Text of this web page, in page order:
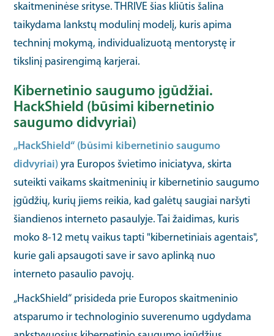
skaitmeninėse srityse. THRIVE šias kliūtis šalina
taikydama lankstų modulinį modelį, kuris apima
techninį mokymą, individualizuotą mentorystę ir
tikslinį pasirengimą karjerai.
Kibernetinio saugumo įgūdžiai.
HackShield (būsimi kibernetinio
saugumo didvyriai)
„HackShield“ (būsimi kibernetinio saugumo
didvyriai) yra Europos švietimo iniciatyva, skirta
suteikti vaikams skaitmeninių ir kibernetinio saugumo
įgūdžių, kurių jiems reikia, kad galėtų saugiai naršyti
šiandienos interneto pasaulyje. Tai žaidimas, kuris
moko 8-12 metų vaikus tapti "kibernetiniais agentais",
kurie gali apsaugoti save ir savo aplinką nuo
interneto pasaulio pavojų.
„HackShield“ prisideda prie Europos skaitmeninio
atsparumo ir technologinio suverenumo ugdydama